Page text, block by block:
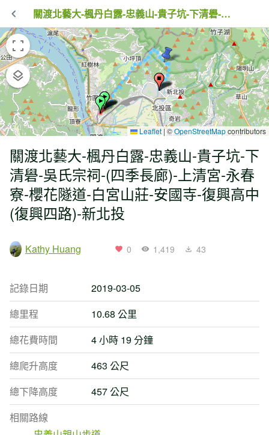
關渡北藝大-楓丹白露-忠義山-貴子坑-下清礐-吳氏宗祠-(四季長廊)-上清宮-永春寮-櫻花隧道-白宮山莊-安國寺-復興高中(復興四路)-新北投
Leaflet|©OpenStreetMapcontributors
關渡北藝大-楓丹白露-忠義山-貴子坑-下
清礐-吳氏宗祠-(四季長廊)-上清宮-永春
寮-櫻花隧道-白宮山莊-安國寺-復興高中
(復興四路)-新北投
Kathy Huang 0 1,419 43
記錄日期
2019-03-05
總里程
10.68 公里
總花費時間
4 小時 19 分鐘
總爬升高度
463 公尺
總下降高度
457 公尺
相關路線